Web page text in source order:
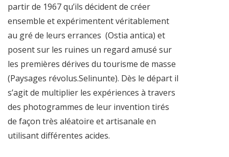
partir de 1967 qu’ils décident de créer
ensemble et expérimentent véritablement
au gré de leurs errances (Ostia antica) et
posent sur les ruines un regard amusé sur
les premières dérives du tourisme de masse
(Paysages révolus.Selinunte). Dès le départ il
s’agit de multiplier les expériences à travers
des photogrammes de leur invention tirés
de façon très aléatoire et artisanale en
utilisant différentes acides.